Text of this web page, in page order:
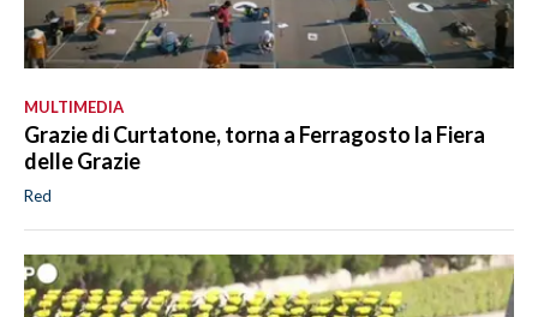
MULTIMEDIA
Grazie di Curtatone, torna a Ferragosto la Fiera
delle Grazie
Red